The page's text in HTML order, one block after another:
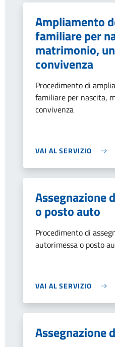
Ampliamento
familiare per
matrimonio,
convivenza
Procedimento di
familiare per nascita,
convivenza
VAI AL SERVIZIO
Assegnazione
o posto auto
Procedimento di
autorimessa o posto
VAI AL SERVIZIO
Assegnazione